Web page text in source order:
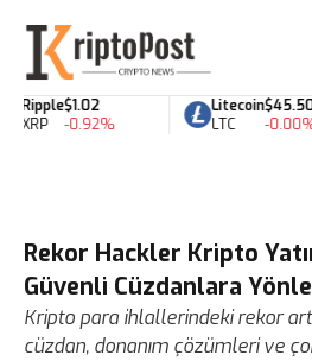
Ripple
XRP
$1.02
-0.92%
Litecoin
LTC
$45.50
-0.00%
Rekor Hackler Kripto
Güvenli Cüzdanlara
Kripto para ihlallerindeki rekor
cüzdan, donanım çözümleri ve